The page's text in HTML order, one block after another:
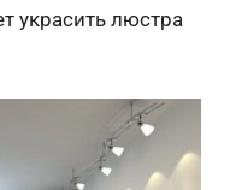
украсить люстра